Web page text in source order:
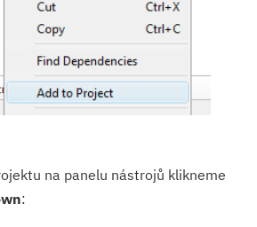
na panelu nástrojů klikneme
: